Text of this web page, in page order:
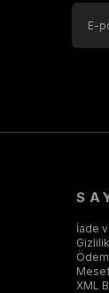
İade
XML